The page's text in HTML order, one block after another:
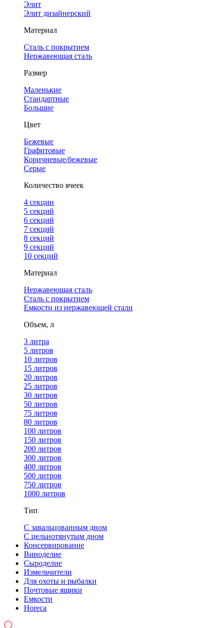
Элит
Элит дизайнерский
Материал
Сталь с покрытием
Нержавеющая сталь
Размер
Маленькие
Стандартные
Большие
Цвет
Бежевые
Графитовые
Коричневые/бежевые
Серые
Количество ячеек
4 cекции
5 секций
6 секций
7 секций
8 секций
9 секций
10 секций
Материал
Нержавеющая сталь
Сталь с покрытием
Емкости из нержавеющей стали
Объем, л
3 литра
5 литров
10 литров
15 литров
20 литров
25 литров
30 литров
50 литров
75 литров
80 литров
100 литров
150 литров
200 литров
300 литров
400 литров
500 литров
750 литров
1000 литров
Тип
С завальцованным дном
С цельнотянутым дном
Консервирование
Виноделие
Сыроделие
Измельчители
Для охоты и рыбалки
Почтовые ящики
Емкости
Horeca